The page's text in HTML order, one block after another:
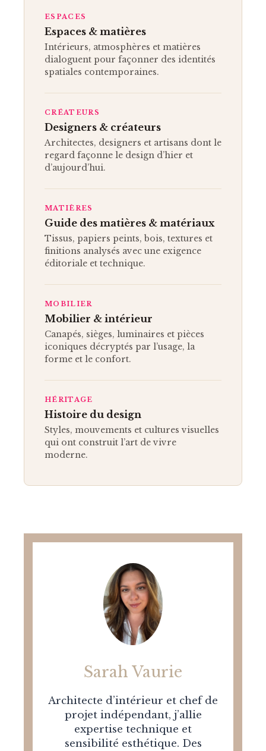
ESPACES
Espaces & matières
Intérieurs, atmosphères et matières
dialoguent pour façonner des identités
spatiales contemporaines.
CRÉATEURS
Designers & créateurs
Architectes, designers et artisans dont le
regard façonne le design d’hier et
d’aujourd’hui.
MATIÈRES
Guide des matières & matériaux
Tissus, papiers peints, bois, textures et
finitions analysés avec une exigence
éditoriale et technique.
MOBILIER
Mobilier & intérieur
Canapés, sièges, luminaires et pièces
iconiques décryptés par l’usage, la
forme et le confort.
HÉRITAGE
Histoire du design
Styles, mouvements et cultures visuelles
qui ont construit l’art de vivre
moderne.
Sarah Vaurie
Architecte d’intérieur et chef de
projet indépendant, j’allie
expertise technique et
sensibilité esthétique. Des